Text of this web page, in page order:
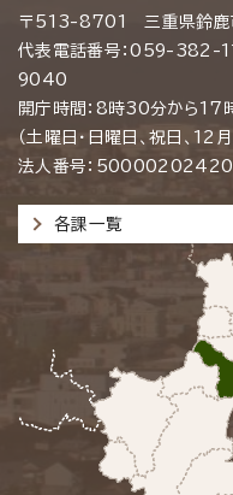
〒513-8701 三重県鈴鹿
代表電話番号：059-382-
9040
開庁時間：8時30分から17
（土曜日・日曜日、祝日、12
法人番号：
各課一覧